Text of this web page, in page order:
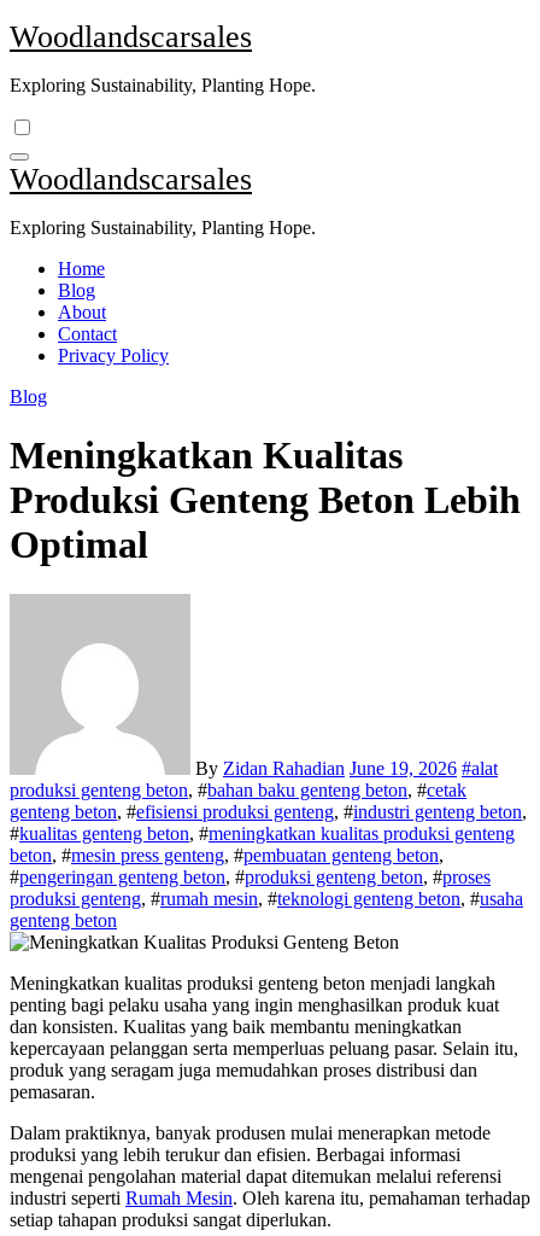
Skip
to
Woodlandscarsales
Exploring Sustainability, Planting Hope.
Woodlandscarsales
Exploring Sustainability, Planting Hope.
Home
Blog
About
Contact
Privacy Policy
Blog
Meningkatkan Kualitas
Produksi Genteng Beton Lebih
Optimal
By Zidan Rahadian June 19, 2026 #alat
produksi genteng beton, #bahan baku genteng beton, #cetak
genteng beton, #efisiensi produksi genteng, #industri genteng beton,
#kualitas genteng beton, #meningkatkan kualitas produksi genteng
beton, #mesin press genteng, #pembuatan genteng beton,
#pengeringan genteng beton, #produksi genteng beton, #proses
produksi genteng, #rumah mesin, #teknologi genteng beton, #usaha
genteng beton
Meningkatkan kualitas produksi genteng beton menjadi langkah
penting bagi pelaku usaha yang ingin menghasilkan produk kuat
dan konsisten. Kualitas yang baik membantu meningkatkan
kepercayaan pelanggan serta memperluas peluang pasar. Selain itu,
produk yang seragam juga memudahkan proses distribusi dan
pemasaran.
Dalam praktiknya, banyak produsen mulai menerapkan metode
produksi yang lebih terukur dan efisien. Berbagai informasi
mengenai pengolahan material dapat ditemukan melalui referensi
industri seperti Rumah Mesin. Oleh karena itu, pemahaman terhadap
setiap tahapan produksi sangat diperlukan.